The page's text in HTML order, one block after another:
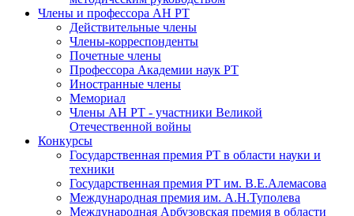
Члены и профессора АН РТ
Действительные члены
Члены-корреспонденты
Почетные члены
Профессора Академии наук РТ
Иностранные члены
Мемориал
Члены АН РТ - участники Великой
Отечественной войны
Конкурсы
Государственная премия РТ в области науки и
техники
Государственная премия РТ им. В.Е.Алемасова
Международная премия им. А.Н.Туполева
Международная Арбузовская премия в области